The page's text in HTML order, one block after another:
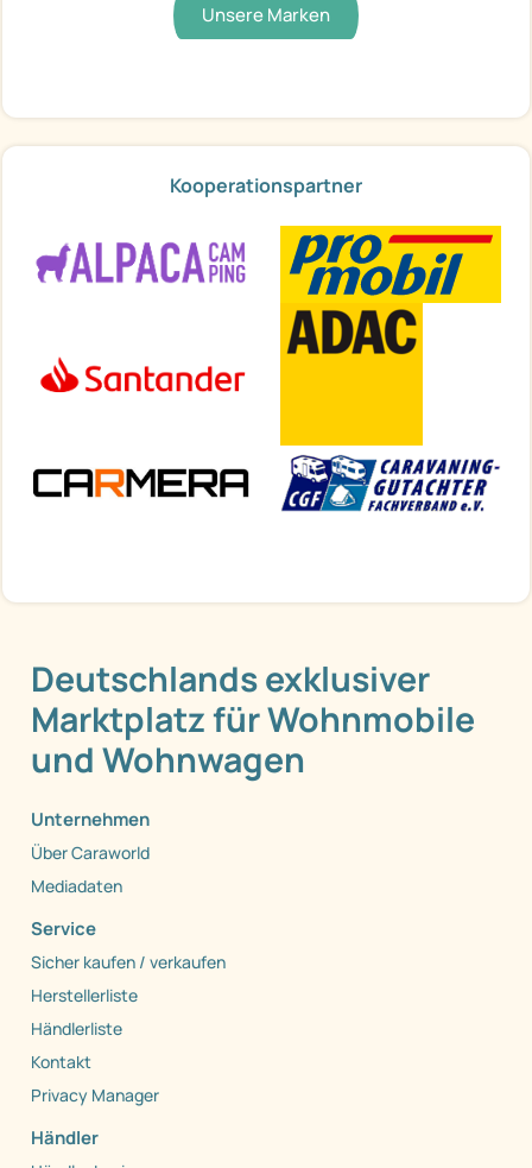
Unsere Marken
Kooperationspartner
Deutschlands exklusiver
Marktplatz für Wohnmobile
und Wohnwagen
Unternehmen
Über Caraworld
Mediadaten
Service
Sicher kaufen / verkaufen
Herstellerliste
Händlerliste
Kontakt
Privacy Manager
Händler